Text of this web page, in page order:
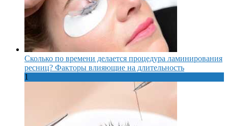
Сколько по времени делается процедура ламинирования
ресниц? Факторы влияющие на длительность
1